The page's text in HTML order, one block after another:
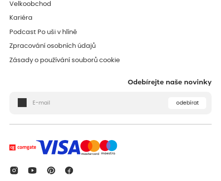
Velkoobchod
Kariéra
Podcast Po uši v hlíně
Zpracování osobních údajů
Zásady o používání souborů cookie
Odebírejte naše novinky
odebírat